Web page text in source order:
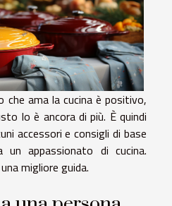
che ama la cucina è positivo,
lo è ancora di più. È quindi
accessori e consigli di base
appassionato di cucina.
migliore guida.